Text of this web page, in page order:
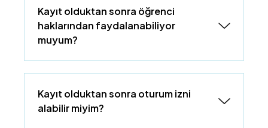
Kayıt olduktan sonra öğrenci
haklarından faydalanabiliyor
muyum?
Kayıt olduktan sonra oturum izni
alabilir miyim?